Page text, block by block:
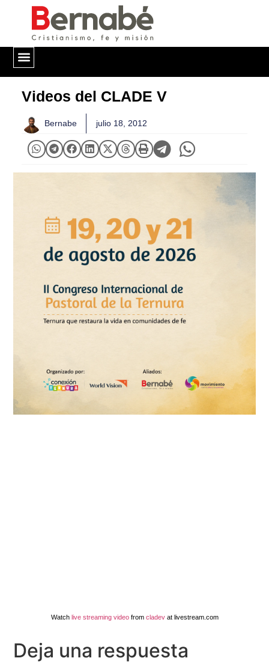
Videos del CLADE V
Bernabe julio 18, 2012
Watch live streaming videofrom cladevat livestream.com
Deja una respuesta